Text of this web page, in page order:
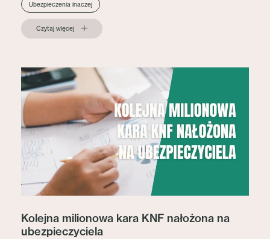
Ubezpieczenia inaczej
Czytaj więcej
Kolejna milionowa kara KNF nałożona na
ubezpieczyciela